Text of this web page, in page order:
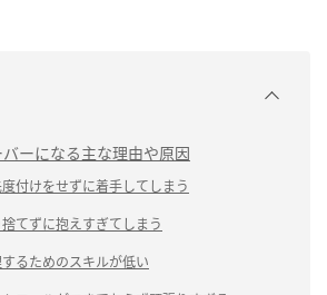
ーになる主な理由や原因
度付けをせずに着手してしまう
捨てずに抱えすぎてしまう
するためのスキルが低い